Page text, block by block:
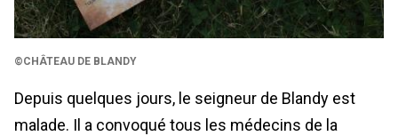
©CHÂTEAU DE BLANDY
Depuis quelques jours, le seigneur de Blandy est
malade. Il a convoqué tous les médecins de la